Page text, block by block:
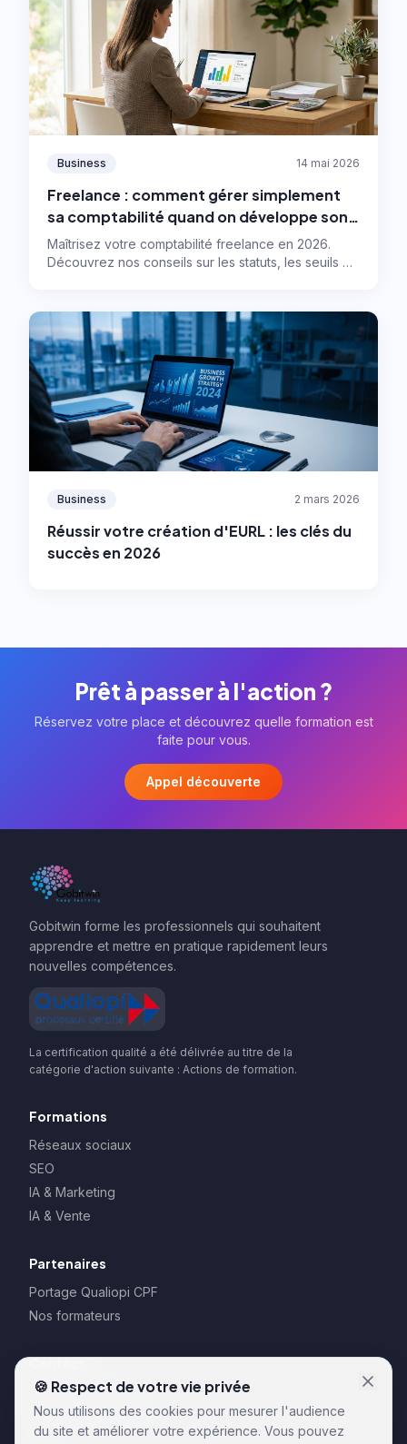
Business 14 mai 2026
Freelance : comment gérer simplement
sa comptabilité quand on développe son
activité ?
Maîtrisez votre comptabilité freelance en 2026.
Découvrez nos conseils sur les statuts, les seuils de
Business 2 mars 2026
Réussir votre création d'EURL : les clés du
succès en 2026
Prêt à passer à l'action ?
Réservez votre place et découvrez quelle formation est
faite pour vous.
Appel découverte
Gobitwin forme les professionnels qui souhaitent
apprendre et mettre en pratique rapidement leurs
nouvelles compétences.
La certification qualité a été délivrée au titre de la
catégorie d'action suivante : Actions de formation.
Formations
Réseaux sociaux
SEO
IA & Marketing
IA & Vente
Partenaires
Portage Qualiopi CPF
Nos formateurs
128 rue la Boétie
75008 Paris – France
🍪 Respect de votre vie privée
Nous utilisons des cookies pour mesurer l'audience
du site et améliorer votre expérience. Vous pouvez